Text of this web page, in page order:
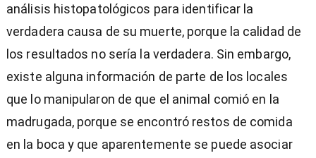
análisis histopatológicos para identificar la
verdadera causa de su muerte, porque la calidad de
los resultados no sería la verdadera. Sin embargo,
existe alguna información de parte de los locales
que lo manipularon de que el animal comió en la
madrugada, porque se encontró restos de comida
en la boca y que aparentemente se puede asociar